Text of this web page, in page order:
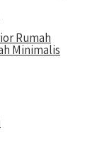
Rumah
Minimalis